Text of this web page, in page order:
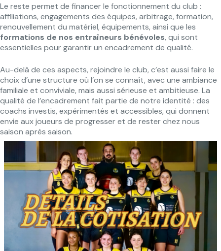
Le reste permet de financer le fonctionnement du club :
affiliations, engagements des équipes, arbitrage, formation,
renouvellement du matériel, équipements, ainsi que les
formations de nos entraîneurs bénévoles, qui sont
essentielles pour garantir un encadrement de qualité.
Au-delà de ces aspects, rejoindre le club, c’est aussi faire le
choix d’une structure où l’on se connaît, avec une ambiance
familiale et conviviale, mais aussi sérieuse et ambitieuse. La
qualité de l’encadrement fait partie de notre identité : des
coachs investis, expérimentés et accessibles, qui donnent
envie aux joueurs de progresser et de rester chez nous
saison après saison.